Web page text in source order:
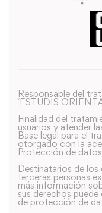
Responsable del
´ESTUDIS
Finalidad del
usuarios y atender
Base legal para el
otorgado con la
Protección de
Destinatarios de
terceras personas
más información
sus derechos
de protección de